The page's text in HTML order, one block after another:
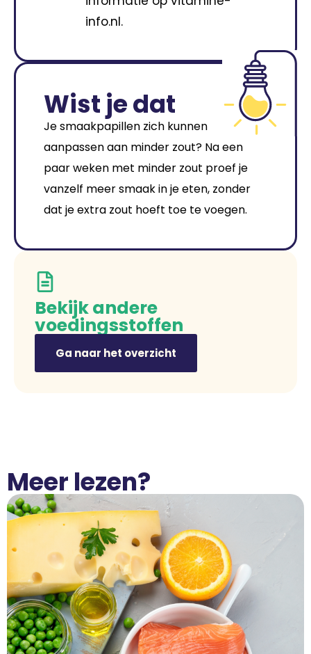
info.nl.
Wist je dat
Je smaakpapillen zich kunnen
aanpassen aan minder zout? Na een
paar weken met minder zout proef je
vanzelf meer smaak in je eten, zonder
dat je extra zout hoeft toe te voegen.
Bekijk andere
voedingsstoffen
Ga naar het overzicht
Meer lezen?